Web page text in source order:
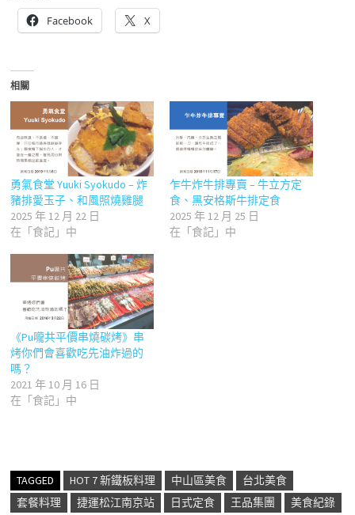
Facebook X
相關
勇氣食堂 Yuuki Syokudo – 炸
豬排愛玉子、和風照燒雞腿
2025 年 12 月 22 日
在「食記」中
乍牛炸牛排專賣 – 牛立方定
食、黑安格斯牛排定食
2025 年 12 月 25 日
在「食記」中
《Pu嚨共平價串燒碳烤》串
烤你們會喜歡吃先油炸過的
嗎？
2021 年 10 月 16 日
在「食記」中
TAGGED HOT 7 新鐵板料理 中山區美食
台北美食
套餐料理
捷運松江南京站 日式定食 王品集團 美食紀錄